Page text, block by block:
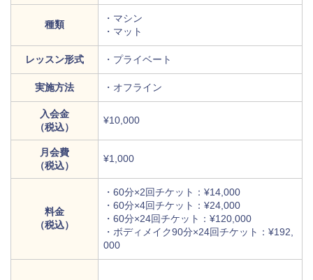
種類
・マシン
・マット
レッスン形式 ・プライベート
実施方法 ・オフライン
入会金
（税込）
¥10,000
月会費
（税込）
¥1,000
料金
（税込）
・60分×2回チケット：¥14,000
・60分×4回チケット：¥24,000
・60分×24回チケット：¥120,000
・ボディメイク90分×24回チケット：¥192,
000